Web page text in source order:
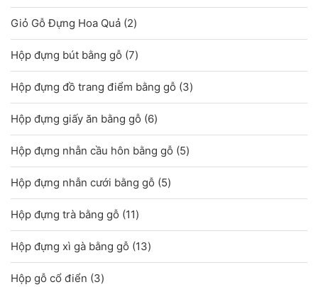
phẩm
sản
phẩm
Giỏ Gỗ Đựng Hoa Quả 22
sản
phẩm
Hộp đựng bút bằng gỗ 77
sản
phẩm
Hộp đựng đồ trang điểm bằng gỗ 33
sản
Hộp đựng giấy ăn bằng gỗ 66
sản
phẩm
Hộp đựng nhẫn cầu hôn bằng gỗ 55
sản
Hộp đựng nhẫn cưới bằng gỗ 55
sản
Hộp đựng trà bằng gỗ 1111
sản
phẩm
Hộp đựng xì gà bằng gỗ 1313
sản
Hộp gỗ cổ điển 33